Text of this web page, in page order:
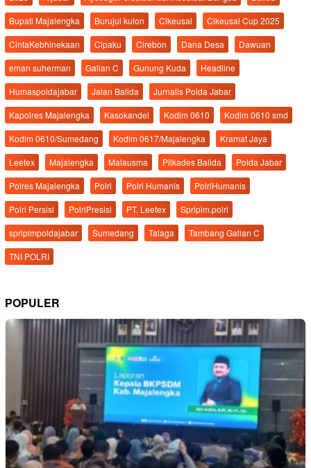
Bupati Majalengka
Burujul kulon Cikeusal
Cikeusal Cup 2025
CintaKebhinekaan
Cipaku Cirebon Dana Desa
Dawuan
eman suherman
Galian C Gunung Kuda
Headline
Humaspoldajabar
Jalan Balida
Jurnalis Polda Jabar
Kapolres Majalengka
Kasokandel Kodim 0610
Kodim 0610 smd
Kodim 0610/Sumedang
Kodim 0617/Majalengka
Kramat Jaya
Leetex
Majalengka Malausma Pilkades Balida
Polda Jabar
Polres Majalengka
Polri Polri Humanis
PolriHumanis
Polri Persisi
PolriPresisi PT. Leetex
Spripim.polri
spripimpoldajabar
Sumedang Talaga
Tambang Galian C
TNI POLRI
POPULER